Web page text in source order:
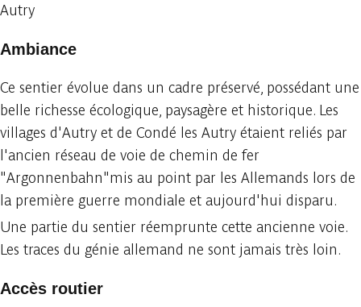
Autry
Ambiance
Ce sentier évolue dans un cadre préservé, possédant une
belle richesse écologique, paysagère et historique. Les
villages d'Autry et de Condé les Autry étaient reliés par
l'ancien réseau de voie de chemin de fer
"Argonnenbahn"mis au point par les Allemands lors de
la première guerre mondiale et aujourd'hui disparu.
Une partie du sentier réemprunte cette ancienne voie.
Les traces du génie allemand ne sont jamais très loin.
Accès routier